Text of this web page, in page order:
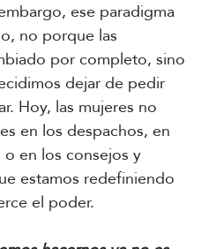
ese paradigma
no porque las
por completo, sino
dejar de pedir
Hoy, las mujeres no
en los despachos, en
en los consejos y
estamos redefiniendo
el poder.